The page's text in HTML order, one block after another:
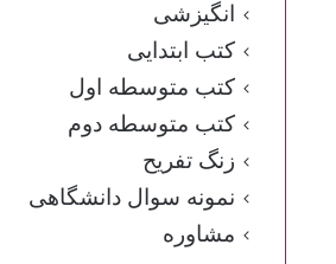
انگیزشی
کتب ابتدایی
کتب متوسطه اول
کتب متوسطه دوم
زنگ تفریح
نمونه سوال دانشگاهی
مشاوره